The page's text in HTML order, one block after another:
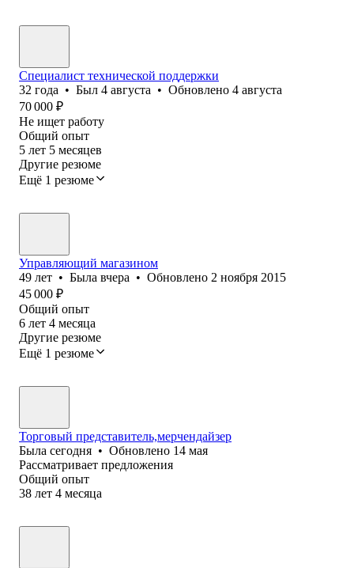
Специалист технической поддержки
32 года • Был 4 августа • Обновлено 4 августа
70 000 ₽
Не ищет работу
Общий опыт
5 лет 5 месяцев
Другие резюме
Ещё 1 резюме
Управляющий магазином
49 лет • Была вчера • Обновлено 2 ноября 2015
45 000 ₽
Общий опыт
6 лет 4 месяца
Другие резюме
Ещё 1 резюме
Торговый представитель,мерчендайзер
Была сегодня • Обновлено 14 мая
Рассматривает предложения
Общий опыт
38 лет 4 месяца